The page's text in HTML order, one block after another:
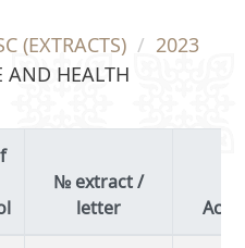
(EXTRACTS)
2023
AND HEALTH
№ extract /
letter